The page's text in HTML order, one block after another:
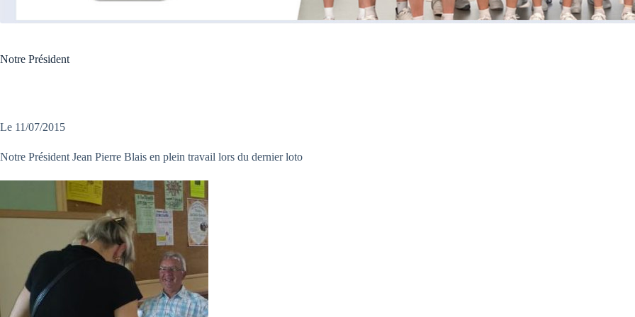
Notre Président
Le 11/07/2015
Notre Président Jean Pierre Blais en plein travail lors du dernier loto